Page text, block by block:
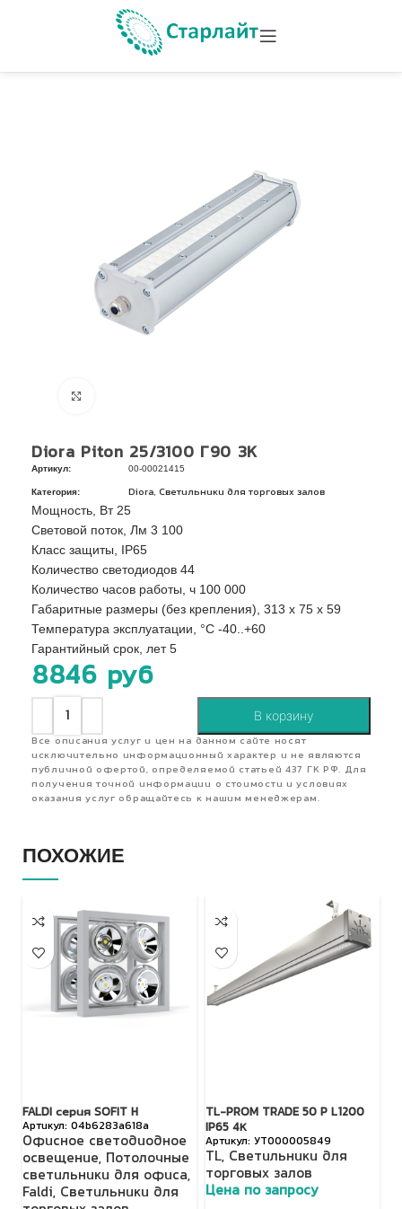
Diora Piton 25/3100 Г90 3K
Артикул: 00-00021415
Категория: Diora Светильники для торговых залов
Мощность, Вт 25
Световой поток, Лм 3 100
Класс защиты, IP65
Количество светодиодов 44
Количество часов работы, ч 100 000
Габаритные размеры (без крепления), 313 х 75 х 59
Температура эксплуатации, °C -40..+60
Гарантийный срок, лет 5
8846 руб
В корзину
Все описания услуг и цен на данном сайте носят
исключительно информационный характер и не являются
публичной офертой, определяемой статьей 437 ГК РФ. Для
получения точной информации о стоимости и условиях
оказания услуг обращайтесь к нашим менеджерам.
ПОХОЖИЕ
FALDI серия SOFIT H
04b6283a618a
Офисное светодиодное
освещение, Потолочные
светильники для офиса,
Faldi, Светильники для
TL-PROM TRADE 50 P L1200
IP65 4К
УТ000005849
TL, Светильники для
торговых залов
Цена по запросу